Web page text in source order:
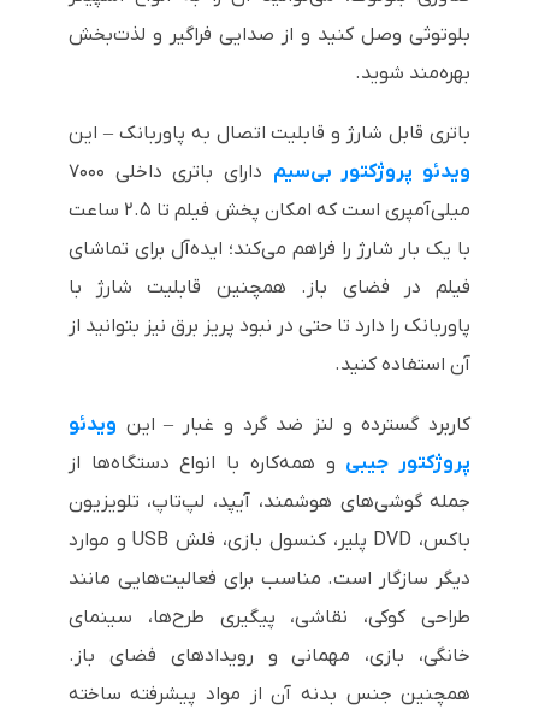
بلوتوثی وصل کنید و از صدایی فراگیر و لذت‌بخش
بهره‌مند شوید.
باتری قابل شارژ و قابلیت اتصال به پاوربانک – این
ویدئو پروژکتور بی‌سیم
دارای باتری داخلی ۷۰۰۰
میلی‌آمپری است که امکان پخش فیلم تا ۲.۵ ساعت
با یک بار شارژ را فراهم می‌کند؛ ایده‌آل برای تماشای
فیلم در فضای باز. همچنین قابلیت شارژ با
پاوربانک را دارد تا حتی در نبود پریز برق نیز بتوانید از
آن استفاده کنید.
کاربرد گسترده و لنز ضد گرد و غبار – این ویدئو
پروژکتور جیبی و همه‌کاره با انواع دستگاه‌ها از
جمله گوشی‌های هوشمند، آیپد، لپ‌تاپ، تلویزیون
باکس، DVD پلیر، کنسول بازی، فلش USB و موارد
دیگر سازگار است. مناسب برای فعالیت‌هایی مانند
طراحی کوکی، نقاشی، پیگیری طرح‌ها، سینمای
خانگی، بازی، مهمانی و رویدادهای فضای باز.
همچنین جنس بدنه آن از مواد پیشرفته ساخته